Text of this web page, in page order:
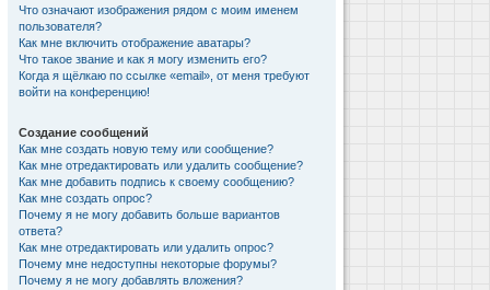
Что означают изображения рядом с моим именем
пользователя?
Как мне включить отображение аватары?
Что такое звание и как я могу изменить его?
Когда я щёлкаю по ссылке «email», от меня требуют
войти на конференцию!
Создание сообщений
Как мне создать новую тему или сообщение?
Как мне отредактировать или удалить сообщение?
Как мне добавить подпись к своему сообщению?
Как мне создать опрос?
Почему я не могу добавить больше вариантов
ответа?
Как мне отредактировать или удалить опрос?
Почему мне недоступны некоторые форумы?
Почему я не могу добавлять вложения?